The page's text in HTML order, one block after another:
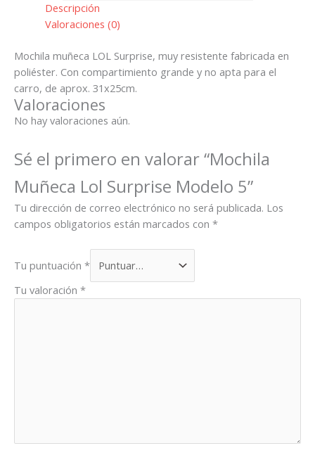
cantidadDescripción
Valoraciones (0)
Mochila muñeca LOL Surprise, muy resistente fabricada en
poliéster. Con compartimiento grande y no apta para el
carro, de aprox. 31x25cm.
Valoraciones
No hay valoraciones aún.
Sé el primero en valorar “Mochila
Muñeca Lol Surprise Modelo 5”
Tu dirección de correo electrónico no será publicada. Los
campos obligatorios están marcados con *
Tu puntuación *
Tu valoración *